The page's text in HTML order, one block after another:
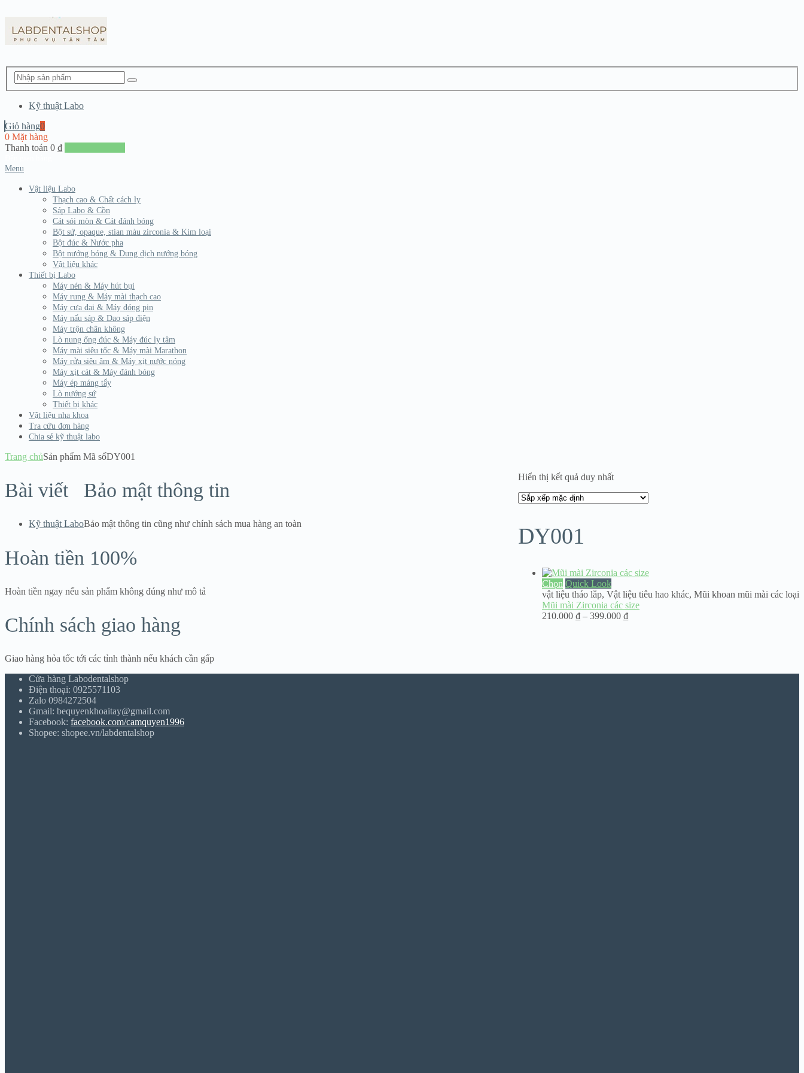
Kỹ thuật Labo
Giỏ hàng0
0 Mặt hàng
Thanh toán 0 ₫
Menu
Vật liệu Labo
Thạch cao & Chất cách ly
Sáp Labo & Cồn
Cát sói mòn & Cát đánh bóng
Bột sứ, opaque, stian màu zirconia & Kim loại
Bột đúc & Nước pha
Bột nướng bóng & Dung dịch nướng bóng
Vật liệu khác
Thiết bị Labo
Máy nén & Máy hút bụi
Máy rung & Máy mài thạch cao
Máy cưa đai & Máy đóng pin
Máy nấu sáp & Dao sáp điện
Máy trộn chân không
Lò nung ống đúc & Máy đúc ly tâm
Máy mài siêu tốc & Máy mài Marathon
Máy rửa siêu âm & Máy xịt nước nóng
Máy xịt cát & Máy đánh bóng
Máy ép máng tẩy
Lò nướng sứ
Thiết bị khác
Vật liệu nha khoa
Tra cứu đơn hàng
Chia sẻ kỹ thuật labo
Trang chủSản phẩm Mã sốDY001
Hiển thị kết quả duy nhất
DY001
Chọn Quick Look
vật liệu tháo lắp, Vật liệu tiêu hao khác, Mũi khoan mũi mài các loại
Mũi mài Zirconia các size
210.000 ₫ – 399.000 ₫Khoảng
Bài viết
Kỹ thuật Labo
Bảo mật thông tin
Bảo mật thông tin cũng như chính sách mua hàng an toàn
Hoàn tiền 100%
Hoàn tiền ngay nếu sản phẩm không đúng như mô tả
Chính sách giao hàng
Giao hàng hỏa tốc tới các tỉnh thành nếu khách cần gấp
Cửa hàng Labodentalshop
Điện thoại: 0925571103
Zalo 0984272504
Gmail: bequyenkhoaitay@gmail.com
Facebook: facebook.com/camquyen1996
Shopee: shopee.vn/labdentalshop